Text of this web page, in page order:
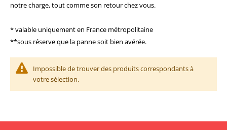
notre charge, tout comme son retour chez vous.
* valable uniquement en France métropolitaine
**sous réserve que la panne soit bien avérée.
Impossible de trouver des produits correspondants à
votre sélection.